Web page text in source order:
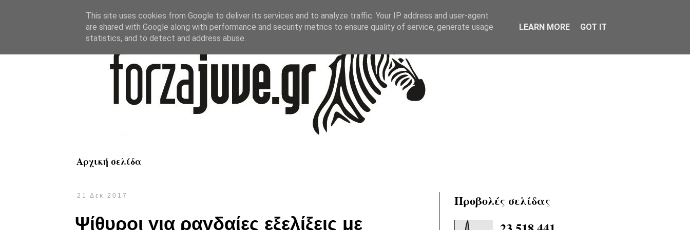
Αρχική σελίδα
21 Δεκ 2017
Ψίθυροι για ραγδαίες εξελίξεις με
Προβολές σελίδας
This site uses cookies from Google to deliver its services and to analyze traffic. Your IP address and user-agent
are shared with Google along with performance and security metrics to ensure quality of service, generate usage
statistics, and to detect and address abuse.
LEARN MORE GOT IT